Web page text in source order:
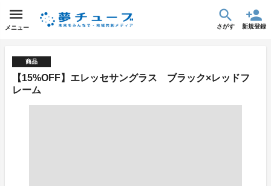
メニュー さがす 新規登録
商品
【15%OFF】エレッセサングラス ブラック×レッドフ
レーム